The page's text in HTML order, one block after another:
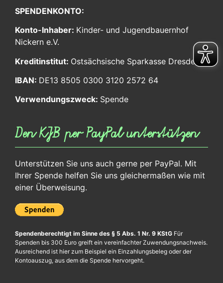
SPENDENKONTO:
Konto-Inhaber: Kinder- und Jugendbauernhof
Nickern e.V.
Kreditinstitut: Ostsächsische Sparkasse Dresden
IBAN: DE13 8505 0300 3120 2572 64
Verwendungszweck: Spende
Den KJB per PayPal unterstützen
Unterstützen Sie uns auch gerne per PayPal. Mit
Ihrer Spende helfen Sie uns gleichermaßen wie mit
einer Überweisung.
Spendenberechtigt im Sinne des § 5 Abs. 1 Nr. 9 KStG Für
Spenden bis 300 Euro greift ein vereinfachter Zuwendungsnachweis.
Ausreichend ist hier zum Beispiel ein Einzahlungsbeleg oder der
Kontoauszug, aus dem die Spende hervorgeht.